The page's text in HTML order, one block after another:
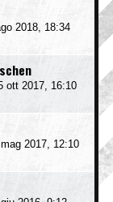
2018, 18:34
ott 2017, 16:10
2017, 12:10